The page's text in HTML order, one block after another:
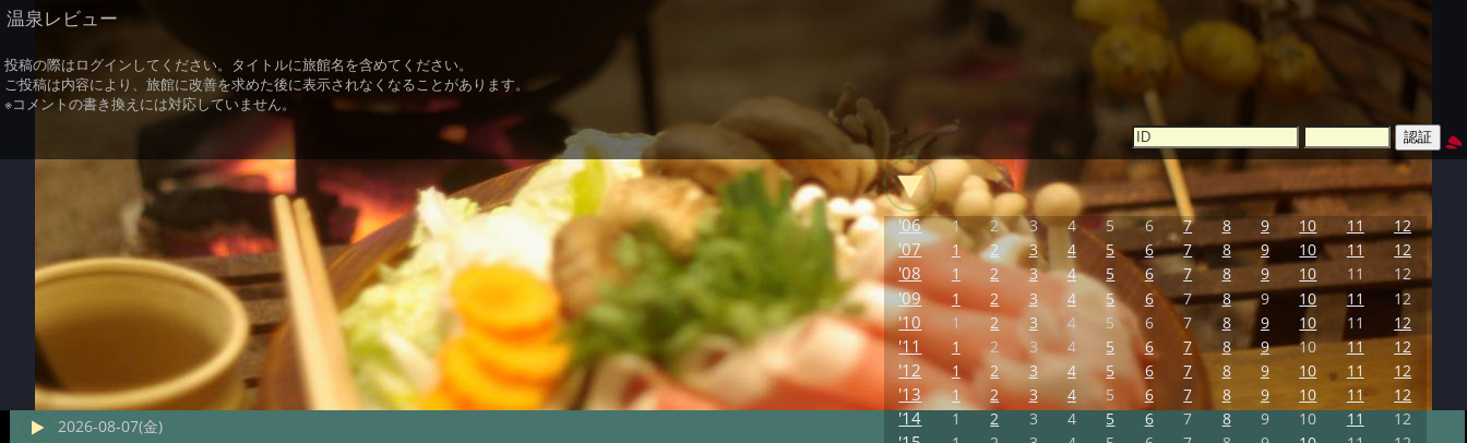
温泉レビュー
投稿の際はログインしてください。タイトルに旅館名を含めてください。
ご投稿は内容により、旅館に改善を求めた後に表示されなくなることがあります。
※コメントの書き換えには対応していません。
2026-08-07(金)
'06 1 2 3 4 5 6 7 8 9 10 11 12
'07 1 2 3 4 5 6 7 8 9 10 11 12
'08 1 2 3 4 5 6 7 8 9 10 11 12
'09 1 2 3 4 5 6 7 8 9 10 11 12
'10 1 2 3 4 5 6 7 8 9 10 11 12
'11 1 2 3 4 5 6 7 8 9 10 11 12
'12 1 2 3 4 5 6 7 8 9 10 11 12
'13 1 2 3 4 5 6 7 8 9 10 11 12
'14 1 2 3 4 5 6 7 8 9 10 11 12